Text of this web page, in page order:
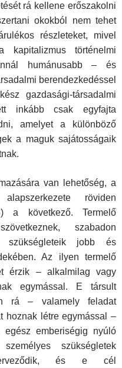
rá kellene erőszakolni
okokból nem tehet
részleteket, mivel
kapitalizmus történelmi
humánusabb – és
berendezkedéssel
gazdasági-társadalmi
inkább csak egyfajta
amelyet a különböző
a maguk sajátosságaik
van lehetőség, a
röviden
a következő. Termelő
szabadon
szükségleteik jobb és
Az ilyen termelő
érzik – alkalmilag vagy
egymással. E társult
rá – valamely feladat
hoznak létre egymással –
emberiségig nyúló
szükségletek
és e cél